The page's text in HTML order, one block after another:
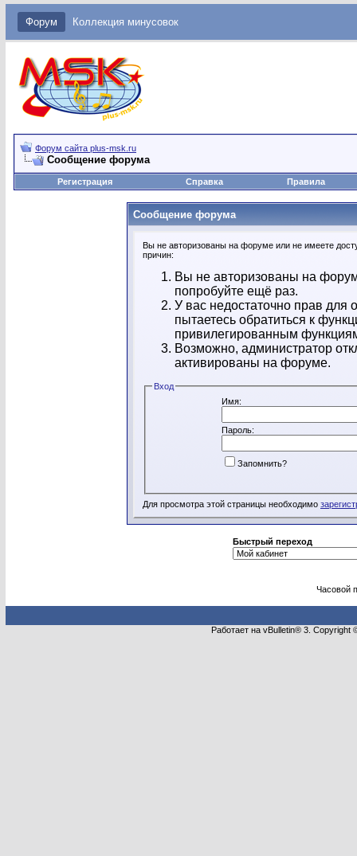
Форум Коллекция минусовок
Форум сайта plus-msk.ru
Сообщение форума
Регистрация Справка Правила
Сообщение форума
Вы не авторизованы на форуме или не имеете
причин:
Вы не авторизованы на
попробуйте ещё раз.
У вас недостаточно прав
пытаетесь обратиться к
привилегированным
Возможно, администратор
активированы на форуме.
Вход
Имя:
Пароль:
Запомнить?
Для просмотра этой страницы необходимо
Быстрый переход
Часовой
Работает на vBulletin® 3.